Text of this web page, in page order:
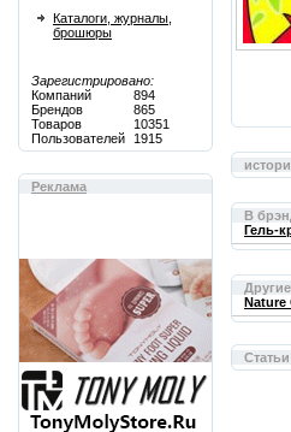
Каталоги, журналы,
брошюры
Зарегистрировано:
Компаний
894
Брендов
865
Товаров
10351
Пользователей
1915
Реклама
В
Гель-
Nature